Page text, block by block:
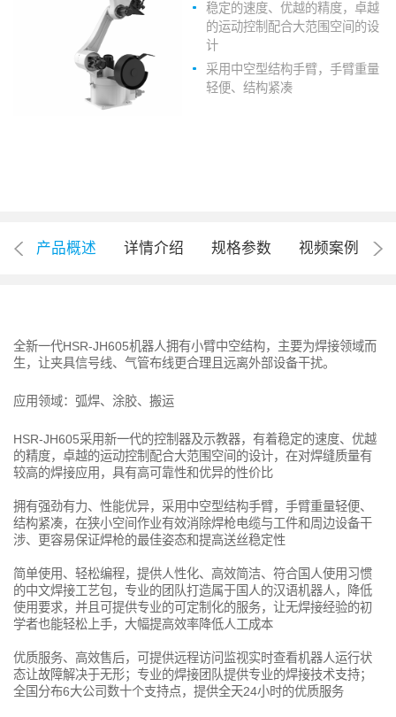
稳定的速度、优越的精度，卓越
的运动控制配合大范围空间的设
计
采用中空型结构手臂，手臂重量
轻便、结构紧凑
产品概述 详情介绍 规格参数 视频案例
全新一代HSR-JH605机器人拥有小臂中空结构，主要为焊接领域而
生，让夹具信号线、气管布线更合理且远离外部设备干扰。
应用领域：弧焊、涂胶、搬运
HSR-JH605采用新一代的控制器及示教器，有着稳定的速度、优越
的精度，卓越的运动控制配合大范围空间的设计，在对焊缝质量有
较高的焊接应用，具有高可靠性和优异的性价比
拥有强劲有力、性能优异，采用中空型结构手臂，手臂重量轻便、
结构紧凑，在狭小空间作业有效消除焊枪电缆与工件和周边设备干
涉、更容易保证焊枪的最佳姿态和提高送丝稳定性
简单使用、轻松编程，提供人性化、高效简洁、符合国人使用习惯
的中文焊接工艺包，专业的团队打造属于国人的汉语机器人，降低
使用要求，并且可提供专业的可定制化的服务，让无焊接经验的初
学者也能轻松上手，大幅提高效率降低人工成本
优质服务、高效售后，可提供远程访问监视实时查看机器人运行状
态让故障解决于无形；专业的焊接团队提供专业的焊接技术支持；
全国分布6大公司数十个支持点，提供全天24小时的优质服务